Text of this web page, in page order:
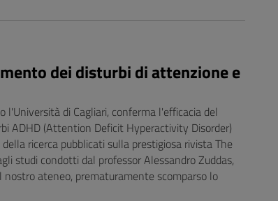
dei disturbi di attenzione e
di Cagliari, conferma l'efficacia del
ADHD (Attention Deficit Hyperactivity Disorder)
ricerca pubblicati sulla prestigiosa rivista The
studi condotti dal professor Alessandro Zuddas,
ateneo, prematuramente scomparso lo